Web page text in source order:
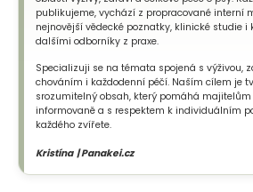
publikujeme, vychází z propracované interní
nejnovější vědecké poznatky, klinické studie
dalšími odborníky z praxe.
Specializuji se na témata spojená s výživou,
chováním i každodenní péčí. Naším cílem je
srozumitelný obsah, který pomáhá
informovaně a s respektem k individuálním
každého zvířete.
Kristína | Panakei.cz